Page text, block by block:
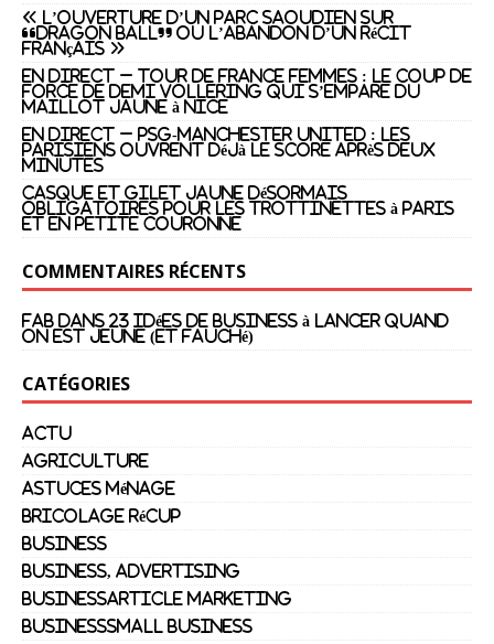
« L’ouverture d’un parc saoudien sur
“Dragon Ball” ou l’abandon d’un récit
français »
EN DIRECT – Tour de France femmes : le coup de
force de Demi Vollering qui s’empare du
maillot jaune à Nice
EN DIRECT – PSG-Manchester United : les
Parisiens ouvrent déjà le score après deux
minutes
Casque et gilet jaune désormais
obligatoires pour les trottinettes à Paris
et en petite couronne
COMMENTAIRES RÉCENTS
fab dans 23 Idées de Business à Lancer Quand
On Est Jeune (et Fauché)
CATÉGORIES
actu
agriculture
astuces ménage
bricolage récup
Business
Business, Advertising
BusinessArticle Marketing
BusinessSmall Business